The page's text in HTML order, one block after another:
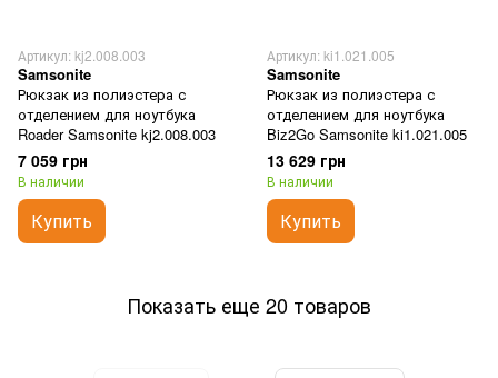
Артикул: kj2.008.003
Samsonite
Рюкзак из полиэстера с
отделением для ноутбука
Roader Samsonite kj2.008.003
7 059 грн
В наличии
Купить
Артикул: ki1.021.005
Samsonite
Рюкзак из полиэстера с
отделением для ноутбука
Biz2Go Samsonite ki1.021.005
13 629 грн
В наличии
Купить
Показать еще 20 товаров